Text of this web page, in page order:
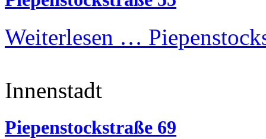
Weiterlesen …
Innenstadt
Piepenstockstraße 69